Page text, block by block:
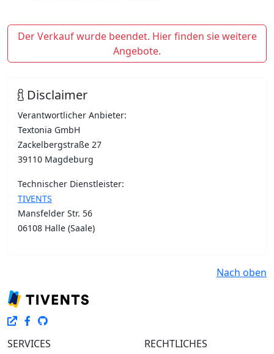
Der Verkauf wurde beendet. Hier finden sie weitere
Angebote.
Disclaimer
Verantwortlicher Anbieter:
Textonia GmbH
Zackelbergstraße 27
39110 Magdeburg
Technischer Dienstleister:
TIVENTS
Mansfelder Str. 56
06108 Halle (Saale)
Nach oben
SERVICES RECHTLICHES